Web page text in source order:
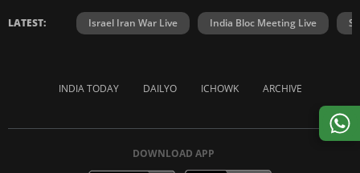
LATEST: Israel Iran War Live India Bloc Meeting Live
INDIA TODAY DAILYO ICHOWK ARCHIVE
DOWNLOAD APP